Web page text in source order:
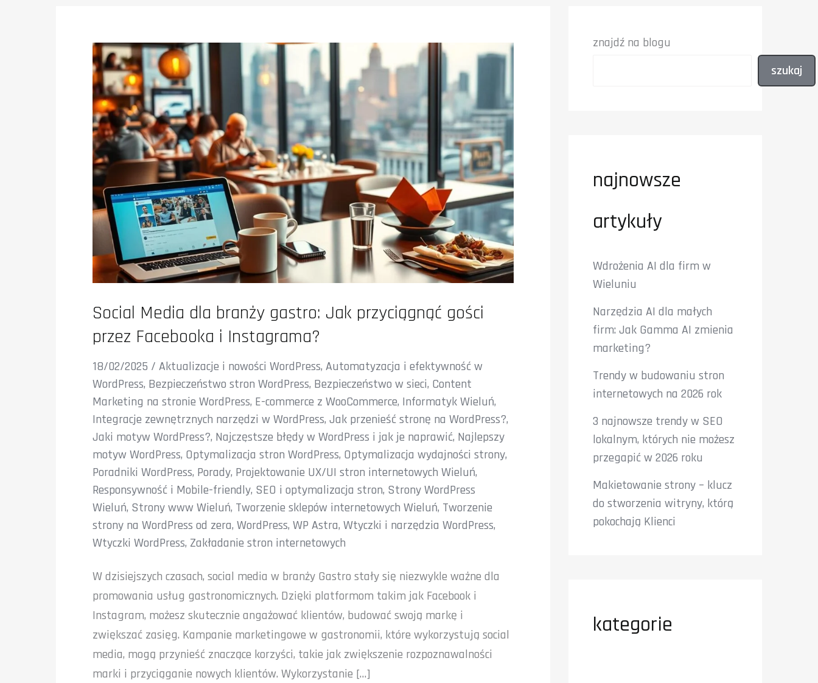
Social Media dla branży gastro: Jak przyciągnąć gości
przez Facebooka i Instagrama?
18/02/2025 / Aktualizacje i nowości WordPress, Automatyzacja i efektywność w
WordPress, Bezpieczeństwo stron WordPress, Bezpieczeństwo w sieci, Content
Marketing na stronie WordPress, E-commerce z WooCommerce, Informatyk Wieluń,
Integracje zewnętrznych narzędzi w WordPress, Jak przenieść stronę na WordPress?,
Jaki motyw WordPress?, Najczęstsze błędy w WordPress i jak je naprawić, Najlepszy
motyw WordPress, Optymalizacja stron WordPress, Optymalizacja wydajności strony,
Poradniki WordPress, Porady, Projektowanie UX/UI stron internetowych Wieluń,
Responsywność i Mobile-friendly, SEO i optymalizacja stron, Strony WordPress
Wieluń, Strony www Wieluń, Tworzenie sklepów internetowych Wieluń, Tworzenie
strony na WordPress od zera, WordPress, WP Astra, Wtyczki i narzędzia WordPress,
Wtyczki WordPress, Zakładanie stron internetowych
W dzisiejszych czasach, social media w branży Gastro stały się niezwykle ważne dla
promowania usług gastronomicznych. Dzięki platformom takim jak Facebook i
Instagram, możesz skutecznie angażować klientów, budować swoją markę i
zwiększać zasięg. Kampanie marketingowe w gastronomii, które wykorzystują social
media, mogą przynieść znaczące korzyści, takie jak zwiększenie rozpoznawalności
marki i przyciąganie nowych klientów. Wykorzystanie […]
znajdź na blogu
szukaj
najnowsze
artykuły
Wdrożenia AI dla firm w
Wieluniu
Narzędzia AI dla małych
firm: Jak Gamma AI zmienia
marketing?
Trendy w budowaniu stron
internetowych na 2026 rok
3 najnowsze trendy w SEO
lokalnym, których nie możesz
przegapić w 2026 roku
Makietowanie strony – klucz
do stworzenia witryny, którą
pokochają Klienci
kategorie